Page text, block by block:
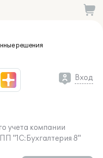
решения
Вход
учета компании
"1С:Бухгалтерия 8"